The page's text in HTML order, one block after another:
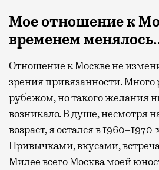
Мое отношение к
временем
Отношение к Москве не
зрения привязанности. Много
рубежом, но такого желания
возникало. В душе, несмотря
возраст, я остался в 1960–1970-
Привычками, вкусами,
Милее всего Москва моей